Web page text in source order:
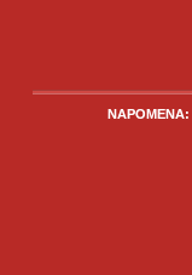
NAPOMENA: